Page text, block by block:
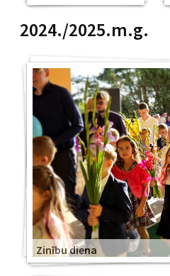
2024./2025.m.g.
Zinību diena